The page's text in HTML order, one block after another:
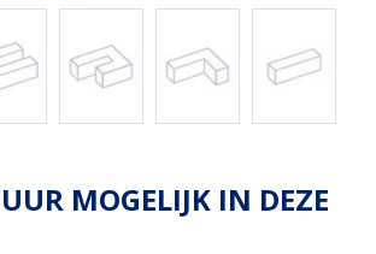
MOGELIJK IN DEZE